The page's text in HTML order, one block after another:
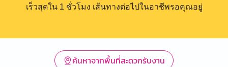
เร็วสุดใน 1 ชั่วโมง เส้นทางต่อไปในอาชีพรอคุณอยู่
ค้นหาจากพื้นที่สะดวกรับงาน